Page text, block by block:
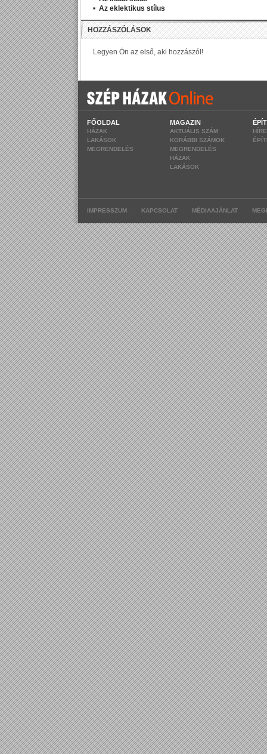
Az eklektikus stílus
FŐOLDAL
HÁZAK
LAKÁSOK
MEGRENDELÉS
MAGAZIN
AKTUÁLIS SZÁM
KORÁBBI SZÁMOK
MEGRENDELÉS
HÁZAK
LAKÁSOK
IMPRESSZUM KAPCSOLAT MÉDIAAJÁNLAT